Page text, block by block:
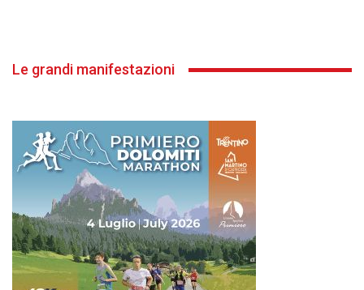
Le grandi manifestazioni